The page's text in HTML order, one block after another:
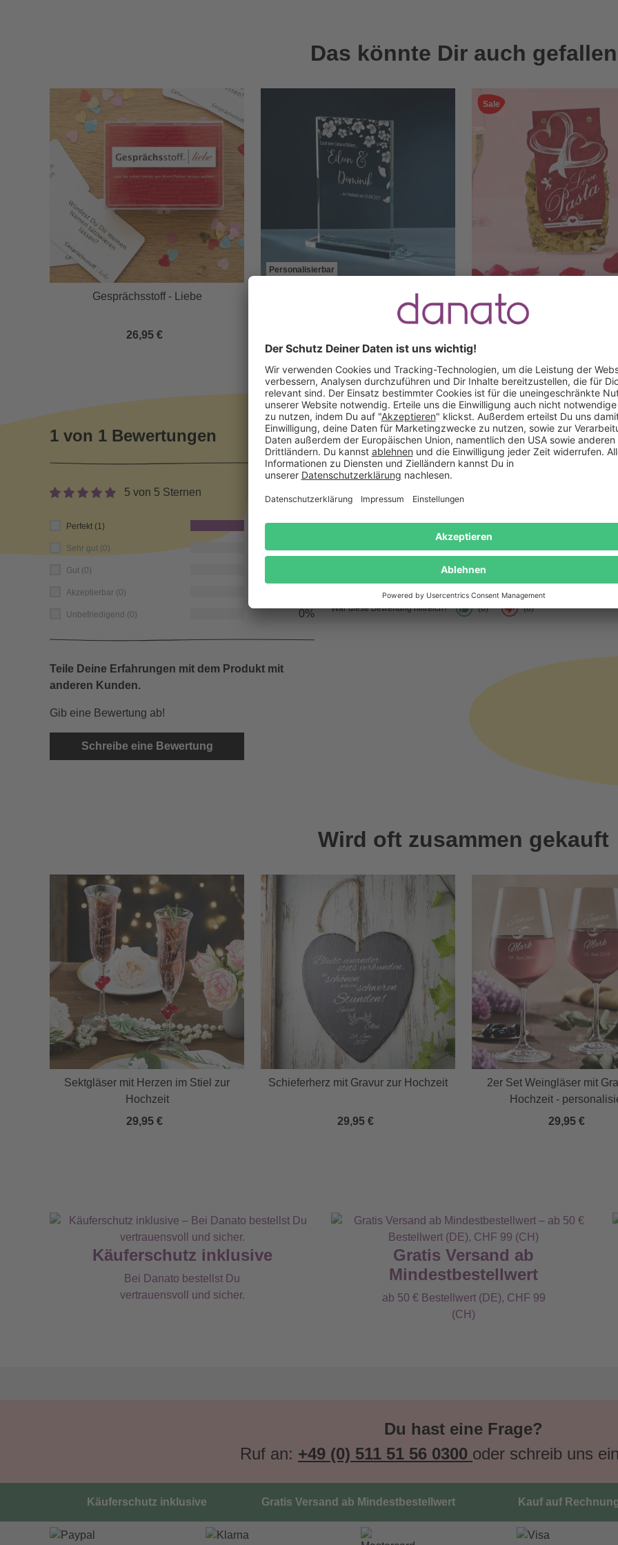
Das könnte Dir auch gefallen
Gesprächsstoff - Liebe
26,95 €
Personalisierbar
Gravierter Glaspokal zur Hochzeit -
Sale
Nudeln in Herzform -
1 von 1 Bewertungen
5 von 5 Sternen
Perfekt (1) 100%
Sehr gut (0)
Gut (0)
Akzeptierbar (0)
Unbefriedigend (0) 0%
Teile Deine Erfahrungen mit dem Produkt mit
anderen Kunden.
Gib eine Bewertung ab!
Schreibe eine Bewertung
Das sagen unsere Kunden
Korn hat ja sein Revival gerade. Habe eine edle Flasche
perfekt! Noch nen Schein unter der Bank versteckt
das trinkfeste Paar vorbereitet. NICE! Idee kam super an.
War diese Bewertung hilfreich? (0) (0)
Wird oft zusammen gekauft
Sektgläser mit Herzen im Stiel zur
Hochzeit
29,95 €
Schieferherz mit Gravur zur Hochzeit
29,95 €
2er Set Weingläser mit
Hochzeit -
29,95 €
Käuferschutz inklusive
Bei Danato bestellst Du
vertrauensvoll und sicher.
Gratis Versand ab
Mindestbestellwert
ab 50 € Bestellwert (DE), CHF 99
(CH)
Du hast eine Frage?
Ruf an: +49 (0) 511 51 56 0300 oder schreib uns
Käuferschutz inklusive Gratis Versand ab Mindestbestellwert Kauf auf